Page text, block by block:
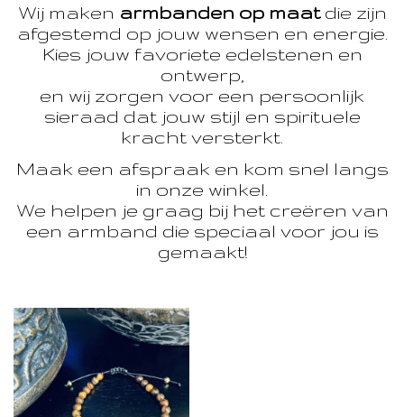
Wij maken armbanden op maatdie zijn
afgestemd op jouw wensen en energie.
Kies jouw favoriete edelstenen en
ontwerp,
en wij zorgen voor een persoonlijk
sieraad dat jouw stijl en spirituele
kracht versterkt.
Maak een afspraak en kom snel langs
in onze winkel.
We helpen je graag bij het creëren van
een armband die speciaal voor jou is
gemaakt!